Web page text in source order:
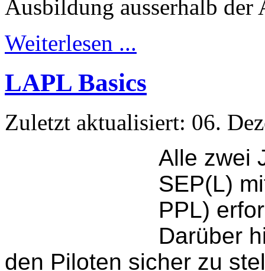
Ausbildung ausserhalb der
Weiterlesen ...
LAPL Basics
Zuletzt aktualisiert: 06.
Alle zwei
SEP(L)
PPL)
Darüber
den Piloten sicher zu